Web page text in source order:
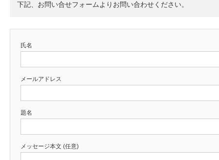
下記、お問い合せフォームよりお問い合わせください。
氏名
メールアドレス
題名
メッセージ本文 (任意)